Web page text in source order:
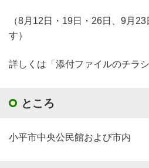
（8月12日・19日・26日、9月
す）
詳しくは「添付ファイルのチラ
ところ
小平市中央公民館および市内